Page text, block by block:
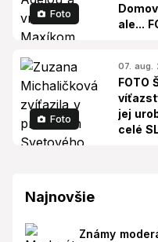
Foto
ale...
Foto
07. aug.
FOTO
jej
celé
Najnovšie
Známy